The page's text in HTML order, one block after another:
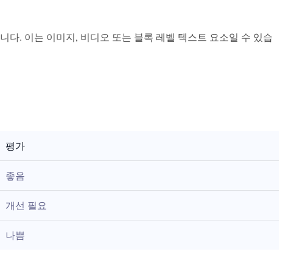
다. 이는 이미지, 비디오 또는 블록 레벨 텍스트 요소일 수 있습
평가
좋음
개선 필요
나쁨